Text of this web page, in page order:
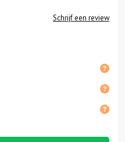
Schrijf een review